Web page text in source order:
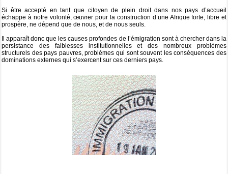
Si être accepté en tant que citoyen de plein droit dans nos pays d’accueil
échappe à notre volonté, œuvrer pour la construction d’une Afrique forte, libre et
prospère, ne dépend que de nous, et de nous seuls.
Il apparaît donc que les causes profondes de l’émigration sont à chercher dans la
persistance des faiblesses institutionnelles et des nombreux problèmes
structurels des pays pauvres, problèmes qui sont souvent les conséquences des
dominations externes qui s’exercent sur ces derniers pays.